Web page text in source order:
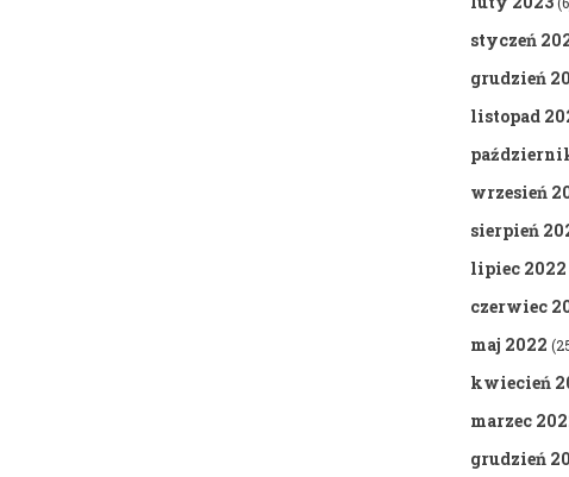
styczeń
grudzień
listopad
wrzesień
sierpień
lipiec 2022
czerwiec
maj 2022
kwiecień
marzec
grudzień